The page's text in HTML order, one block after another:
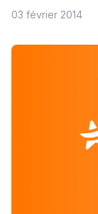
03 février 2014